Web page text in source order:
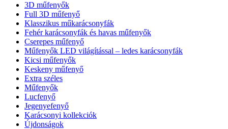
3D műfenyők
Full 3D műfenyő
Klasszikus műkarácsonyfák
Fehér karácsonyfák és havas műfenyők
Cserepes műfenyő
Műfenyők LED világítással – ledes karácsonyfák
Kicsi műfenyők
Keskeny műfenyő
Extra széles
Műfenyők
Lucfenyő
Jegenyefenyő
Karácsonyi kollekciók
Újdonságok